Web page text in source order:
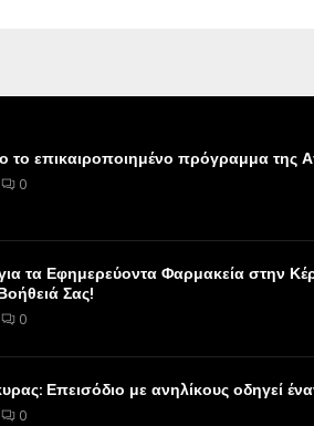
το επικαιροποιημένο πρόγραμμα της
0
τα Εφημερεύοντα Φαρμακεία στην
Σας!
0
Επεισόδιο με ανηλίκους οδηγεί
0